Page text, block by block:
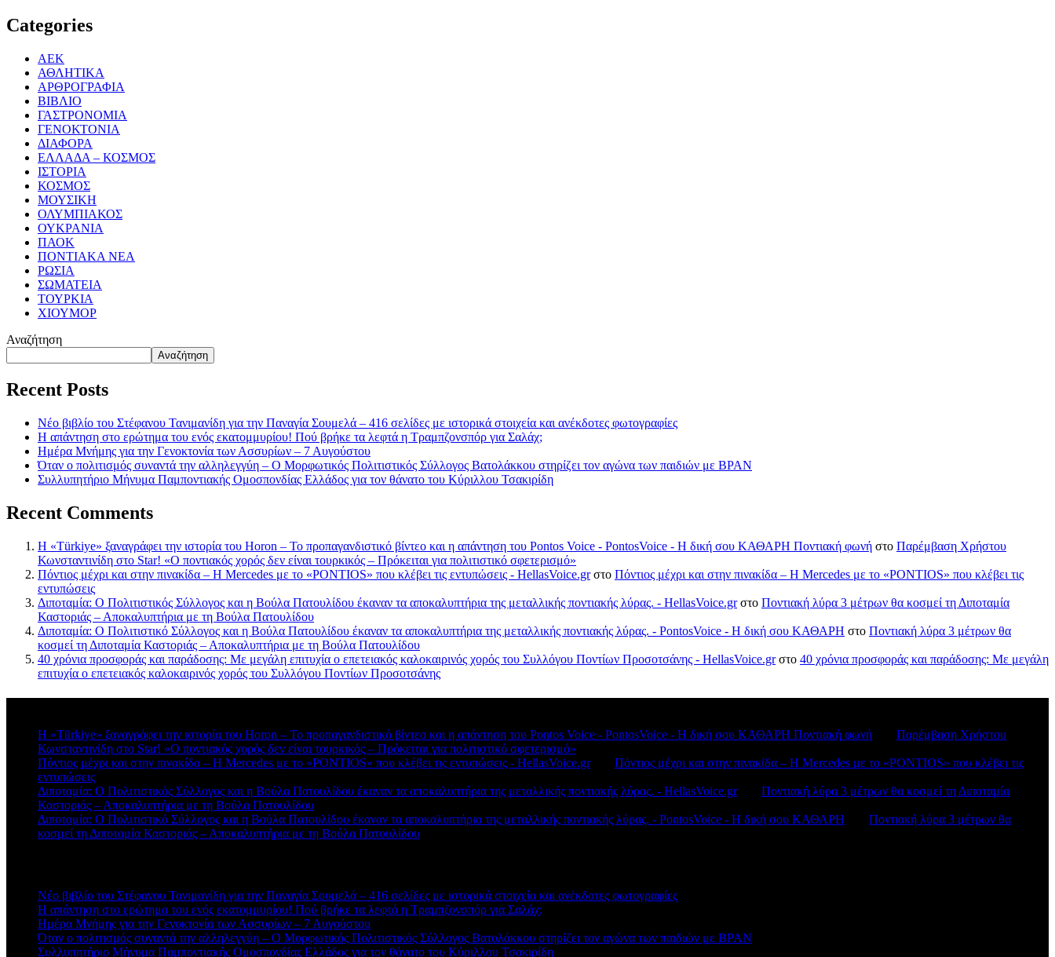
Categories
ΑΕΚ
ΑΘΛΗΤΙΚΑ
ΑΡΘΡΟΓΡΑΦΙΑ
ΒΙΒΛΙΟ
ΓΑΣΤΡΟΝΟΜΙΑ
ΓΕΝΟΚΤΟΝΙΑ
ΔΙΑΦΟΡΑ
ΕΛΛΑΔΑ – ΚΟΣΜΟΣ
ΙΣΤΟΡΙΑ
ΚΟΣΜΟΣ
ΜΟΥΣΙΚΗ
ΟΛΥΜΠΙΑΚΟΣ
ΟΥΚΡΑΝΙΑ
ΠΑΟΚ
ΠΟΝΤΙΑΚΑ ΝΕΑ
ΡΩΣΙΑ
ΣΩΜΑΤΕΙΑ
ΤΟΥΡΚΙΑ
ΧΙΟΥΜΟΡ
Αναζήτηση
Αναζήτηση
Recent Posts
Νέο βιβλίο του Στέφανου Τανιμανίδη για την Παναγία Σουμελά – 416 σελίδες με ιστορικά στοιχεία και ανέκδοτες φωτογραφίες
Η απάντηση στο ερώτημα του ενός εκατομμυρίου! Πού βρήκε τα λεφτά η Τραμπζονσπόρ για Σαλάχ;
Ημέρα Μνήμης για την Γενοκτονία των Ασσυρίων – 7 Αυγούστου
Όταν ο πολιτισμός συναντά την αλληλεγγύη – Ο Μορφωτικός Πολιτιστικός Σύλλογος Βατολάκκου στηρίζει τον αγώνα των παιδιών με BPAN
Συλλυπητήριο Μήνυμα Παμποντιακής Ομοσπονδίας Ελλάδος για τον θάνατο του Κύριλλου Τσακιρίδη
Recent Comments
Η «Türkiye» ξαναγράφει την ιστορία του Horon – Το προπαγανδιστικό βίντεο και η απάντηση του Pontos Voice - PontosVoice - H δική σου ΚΑΘΑΡΗ Ποντιακή φωνή στο Παρέμβαση Χρήστου
Κωνσταντινίδη στο Star! «Ο ποντιακός χορός δεν είναι τουρκικός – Πρόκειται για πολιτιστικό σφετερισμό»
Πόντιος μέχρι και στην πινακίδα – Η Mercedes με το «PONTIOS» που κλέβει τις εντυπώσεις - HellasVoice.grστο Πόντιος μέχρι και στην πινακίδα – Η Mercedes με το «PONTIOS» που κλέβει τις
εντυπώσεις
Διποταμία: Ο Πολιτιστικός Σύλλογος και η Βούλα Πατουλίδου έκαναν τα αποκαλυπτήρια της μεταλλικής ποντιακής λύρας. - HellasVoice.grστο Ποντιακή λύρα 3 μέτρων θα κοσμεί τη Διποταμία
Καστοριάς – Αποκαλυπτήρια με τη Βούλα Πατουλίδου
Διποταμία: Ο Πολιτιστικό Σύλλογος και η Βούλα Πατουλίδου έκαναν τα αποκαλυπτήρια της μεταλλικής ποντιακής λύρας. - PontosVoice - H δική σου ΚΑΘΑΡΗ στο Ποντιακή λύρα 3 μέτρων θα
κοσμεί τη Διποταμία Καστοριάς – Αποκαλυπτήρια με τη Βούλα Πατουλίδου
40 χρόνια προσφοράς και παράδοσης: Με μεγάλη επιτυχία ο επετειακός καλοκαιρινός χορός του Συλλόγου Ποντίων Προσοτσάνης - HellasVoice.grστο 40 χρόνια προσφοράς και παράδοσης: Με μεγάλη
επιτυχία ο επετειακός καλοκαιρινός χορός του Συλλόγου Ποντίων Προσοτσάνης
Η «Türkiye» ξαναγράφει την ιστορία του Horon – Το προπαγανδιστικό βίντεο και η απάντηση του Pontos Voice - PontosVoice - H δική σου ΚΑΘΑΡΗ Ποντιακή φωνή
Παρέμβαση Χρήστου
Κωνσταντινίδη στο Star! «Ο ποντιακός χορός δεν είναι τουρκικός – Πρόκειται για πολιτιστικό σφετερισμό»
Πόντιος μέχρι και στην πινακίδα – Η Mercedes με το «PONTIOS» που κλέβει τις εντυπώσεις - HellasVoice.grστο Πόντιος μέχρι και στην πινακίδα – Η Mercedes με το «PONTIOS» που κλέβει τις
εντυπώσεις
Διποταμία: Ο Πολιτιστικός Σύλλογος και η Βούλα Πατουλίδου έκαναν τα αποκαλυπτήρια της μεταλλικής ποντιακής λύρας. - HellasVoice.grστο Ποντιακή λύρα 3 μέτρων θα κοσμεί τη Διποταμία
Καστοριάς – Αποκαλυπτήρια με τη Βούλα Πατουλίδου
Διποταμία: Ο Πολιτιστικό Σύλλογος και η Βούλα Πατουλίδου έκαναν τα αποκαλυπτήρια της μεταλλικής ποντιακής λύρας. - PontosVoice - H δική σου ΚΑΘΑΡΗ
Ποντιακή λύρα 3 μέτρων θα
κοσμεί τη Διποταμία Καστοριάς – Αποκαλυπτήρια με τη Βούλα Πατουλίδου
Νέο βιβλίο του Στέφανου Τανιμανίδη για την Παναγία Σουμελά – 416 σελίδες με ιστορικά στοιχεία και ανέκδοτες φωτογραφίες
Η απάντηση στο ερώτημα του ενός εκατομμυρίου! Πού βρήκε τα λεφτά η Τραμπζονσπόρ για Σαλάχ;
Ημέρα Μνήμης για την Γενοκτονία των Ασσυρίων – 7 Αυγούστου
Όταν ο πολιτισμός συναντά την αλληλεγγύη – Ο Μορφωτικός Πολιτιστικός Σύλλογος Βατολάκκου στηρίζει τον αγώνα των παιδιών με BPAN
Συλλυπητήριο Μήνυμα Παμποντιακής Ομοσπονδίας Ελλάδος για τον θάνατο του Κύριλλου Τσακιρίδη